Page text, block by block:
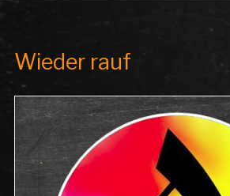
Wieder rauf